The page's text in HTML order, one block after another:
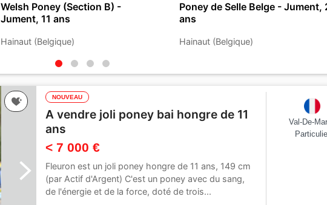
Welsh Poney (Section B) -
Jument, 11 ans
Hainaut (Belgique)
Poney de Selle Belge - Jument,
ans
Hainaut (Belgique)
NOUVEAU
A vendre joli poney bai hongre de 11
ans
< 7 000 €
Fleuron est un joli poney hongre de 11 ans, 149 cm
(par Actif d'Argent) C'est un poney avec du sang,
de l'énergie et de la force, doté de trois...
Val-De-